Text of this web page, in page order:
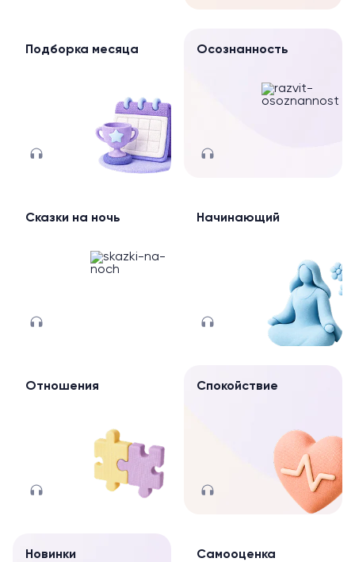
Подборка месяца Осознанность
Сказки на ночь Начинающий
Отношения Спокойствие
Новинки Самооценка